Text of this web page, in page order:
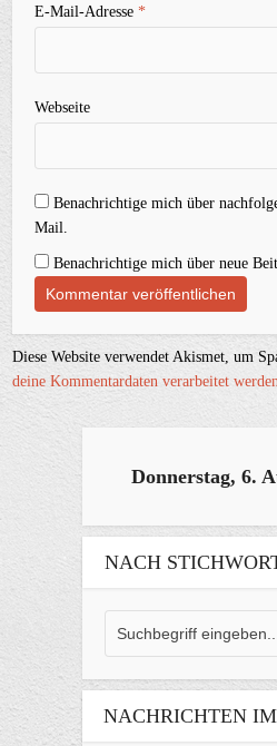
E-Mail-Adresse*
Webseite
Benachrichtige mich über
Mail.
Benachrichtige mich über neue
Diese Website verwendet Akismet, um
deine Kommentardaten verarbeitet werden.
Donnerstag, 6.
NACH
NACHRICHTEN